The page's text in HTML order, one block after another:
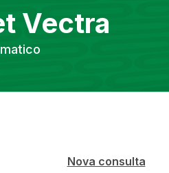
Vectra
Nova consulta